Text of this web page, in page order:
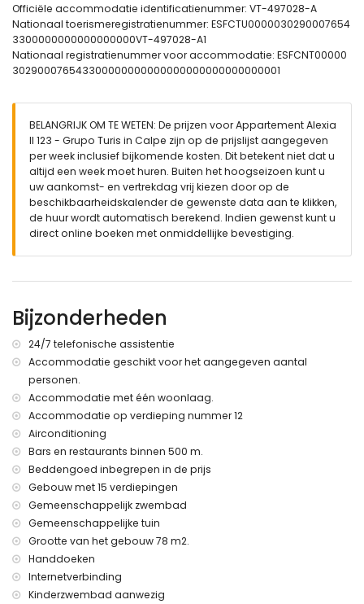
🅿️ Optionele garageplaats. Raadpleeg beschikbaarheid en prijs.
🛈 Belangrijk: op zaterdagen is er geen toegang tot of vertrek uit
de garage tussen 05:00 en 16:00 uur vanwege de wekelijkse markt.
🚭 Roken is niet toegestaan binnen de accommodatie.
📦 Beddengoed, handdoeken en keukendoeken inbegrepen.
📞 24-uurs telefonische noodhulpdienst.
🔐 Officieel geregistreerde accommodatie.
Officiële accommodatie identificatienummer: VT-497028-A
Nationaal toerismeregistratienummer: ESFCTU0000030290007654
3300000000000000000VT-497028-A1
Nationaal registratienummer voor accommodatie: ESFCNT00000
302900076543300000000000000000000000000001
BELANGRIJK OM TE WETEN: De prijzen voor Appartement Alexia
II 123 - Grupo Turis in Calpe zijn op de prijslijst aangegeven
per week inclusief bijkomende kosten. Dit betekent niet dat u
altijd een week moet huren. Buiten het hoogseizoen kunt u
uw aankomst- en vertrekdag vrij kiezen door op de
beschikbaarheidskalender de gewenste data aan te klikken,
de huur wordt automatisch berekend. Indien gewenst kunt u
direct online boeken met onmiddellijke bevestiging.
Bijzonderheden
24/7 telefonische assistentie
Accommodatie geschikt voor het aangegeven aantal
personen.
Accommodatie met één woonlaag.
Accommodatie op verdieping nummer 12
Airconditioning
Bars en restaurants binnen 500 m.
Beddengoed inbegrepen in de prijs
Gebouw met 15 verdiepingen
Gemeenschappelijk zwembad
Gemeenschappelijke tuin
Grootte van het gebouw 78 m2.
Handdoeken
Internetverbinding
Kinderzwembad aanwezig